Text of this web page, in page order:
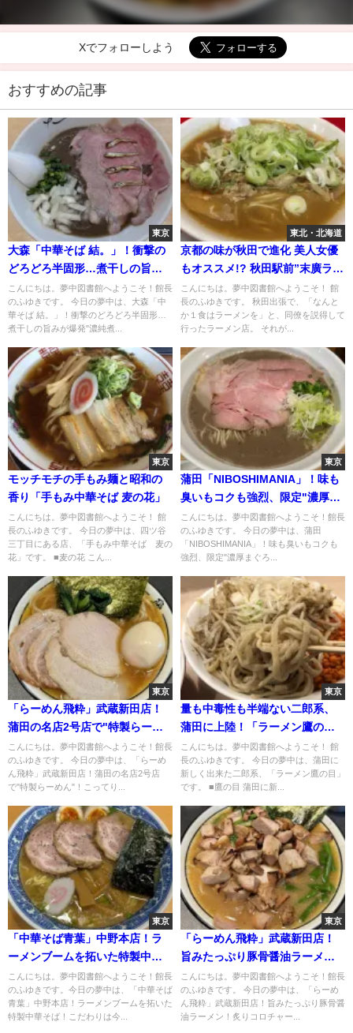
Xでフォローしよう
おすすめの記事
東京
大森「中華そば 結。」！衝撃の
どろどろ半固形…煮干しの旨み
が爆発"濃純煮干蕎麦 レベル4"
こんにちは。夢中図書館へようこそ！館長
のふゆきです。 今日の夢中は、大森「中
華そば 結。」！衝撃のどろどろ半固形…
煮干しの旨みが爆発"濃純煮...
東北・北海道
京都の味が秋田で進化 美人女優
もオススメ!? 秋田駅前”末廣ラー
メン本舗”
こんにちは。夢中図書館へようこそ！ 館
長のふゆきです。 秋田出張で、「なんと
か１食はラーメンを」と、同僚を説得して
行ったラーメン店。 それが...
東京
モッチモチの手もみ麺と昭和の
香り「手もみ中華そば 麦の花」
こんにちは。夢中図書館へようこそ！ 館
長のふゆきです。 今日の夢中は、四ツ谷
三丁目にある店、「手もみ中華そば 麦の
花」です。 ■麦の花 こん...
東京
蒲田「NIBOSHIMANIA」！味も
臭いもコクも強烈、限定"濃厚ま
ぐろ鮮魚煮干蕎麦"
こんにちは。夢中図書館へようこそ！館長
のふゆきです。 今日の夢中は、蒲田
「NIBOSHIMANIA」！味も臭いもコクも
強烈、限定"濃厚まぐろ...
東京
「らーめん飛粋」武蔵新田店！
蒲田の名店2号店で"特製らーめ
ん"！こってり豚骨醤油に胸ア
ツ…
こんにちは。夢中図書館へようこそ！館長
のふゆきです。 今日の夢中は、「らーめ
ん飛粋」武蔵新田店！蒲田の名店2号店
で"特製らーめん"！こってり...
東京
量も中毒性も半端ない二郎系、
蒲田に上陸！「ラーメン鷹の
目」
こんにちは。夢中図書館へようこそ！ 館
長のふゆきです。 今日の夢中は、蒲田に
新しく出来た二郎系、「ラーメン鷹の目」
です。 ■鷹の目 蒲田に新...
東京
「中華そば青葉」中野本店！ラ
ーメンブームを拓いた特製中華
そば！こだわりは今も変わらず
こんにちは。夢中図書館へようこそ！館長
のふゆきです。今日の夢中は、「中華そば
青葉」中野本店！ラーメンブームを拓いた
特製中華そば！こだわりは今...
東京
「らーめん飛粋」武蔵新田店！
旨みたっぷり豚骨醤油ラーメ
ン！炙りコロチャー＆ニンニク
の芽トッピング
こんにちは。夢中図書館へようこそ！館長
のふゆきです。 今日の夢中は、「らーめ
ん飛粋」武蔵新田店！旨みたっぷり豚骨醤
油ラーメン！炙りコロチャー...